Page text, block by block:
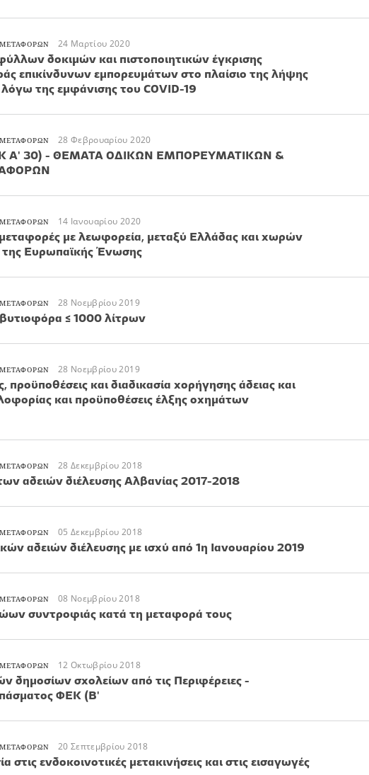
24 Μαρτίου 2020
δοκιμών και πιστοποιητικών έγκρισης
επικίνδυνων εμπορευμάτων στο πλαίσιο της λήψης
της εμφάνισης του COVID-19
28 Φεβρουαρίου 2020
Α' 30) - ΘΕΜΑΤΑ ΟΔΙΚΩΝ ΕΜΠΟΡΕΥΜΑΤΙΚΩΝ &
14 Ιανουαρίου 2020
μεταφορές με λεωφορεία, μεταξύ Ελλάδας και χωρών
της Ευρωπαϊκής Ένωσης
28 Νοεμβρίου 2019
≤ 1000 λίτρων
28 Νοεμβρίου 2019
προϋποθέσεις και διαδικασία χορήγησης άδειας και
και προϋποθέσεις έλξης οχημάτων
28 Δεκεμβρίου 2018
αδειών διέλευσης Αλβανίας 2017-2018
05 Δεκεμβρίου 2018
αδειών διέλευσης με ισχύ από 1η Ιανουαρίου 2019
08 Νοεμβρίου 2018
συντροφιάς κατά τη μεταφορά τους
12 Οκτωβρίου 2018
σχολείων από τις Περιφέρειες -
ΦΕΚ (Β'
20 Σεπτεμβρίου 2018
στις ενδοκοινοτικές μετακινήσεις και στις εισαγωγές